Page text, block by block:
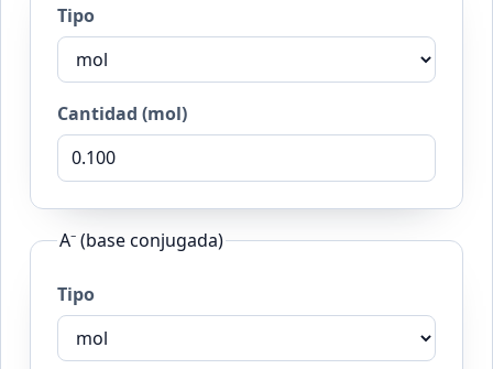
Tipo
Cantidad (mol)
A⁻ (base conjugada)
Tipo